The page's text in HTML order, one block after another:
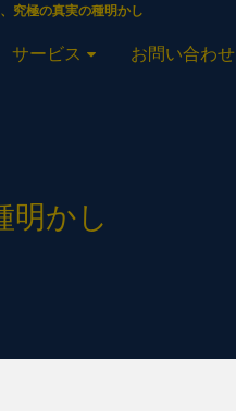
明かし
究極の真実の種明かし
サービス お問い合わせ